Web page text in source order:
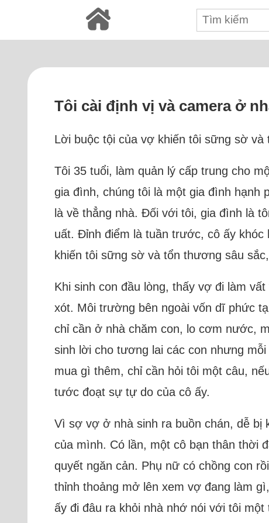
Tôi cài định vị và camera ở
Lời buộc tội của vợ khiến tôi sững sờ
Tôi 35 tuổi, làm quản lý cấp trung cho
gia đình, chúng tôi là một gia đình
là về thẳng nhà. Đối với tôi, gia đình là
uất. Đỉnh điểm là tuần trước, cô ấy
khiến tôi sững sờ và tổn thương sâu
Khi sinh con đầu lòng, thấy vợ đi làm
xót. Môi trường bên ngoài vốn dĩ phức
chỉ cần ở nhà chăm con, lo cơm nước,
sinh lời cho tương lai các con nhưng
mua gì thêm, chỉ cần hỏi tôi một câu,
tước đoạt sự tự do của cô ấy.
Vì sợ vợ ở nhà sinh ra buồn chán, dễ bị
của mình. Có lần, một cô bạn thân thời
quyết ngăn cản. Phụ nữ có chồng con
thỉnh thoảng mở lên xem vợ đang làm
ấy đi đâu ra khỏi nhà nhớ nói với tôi